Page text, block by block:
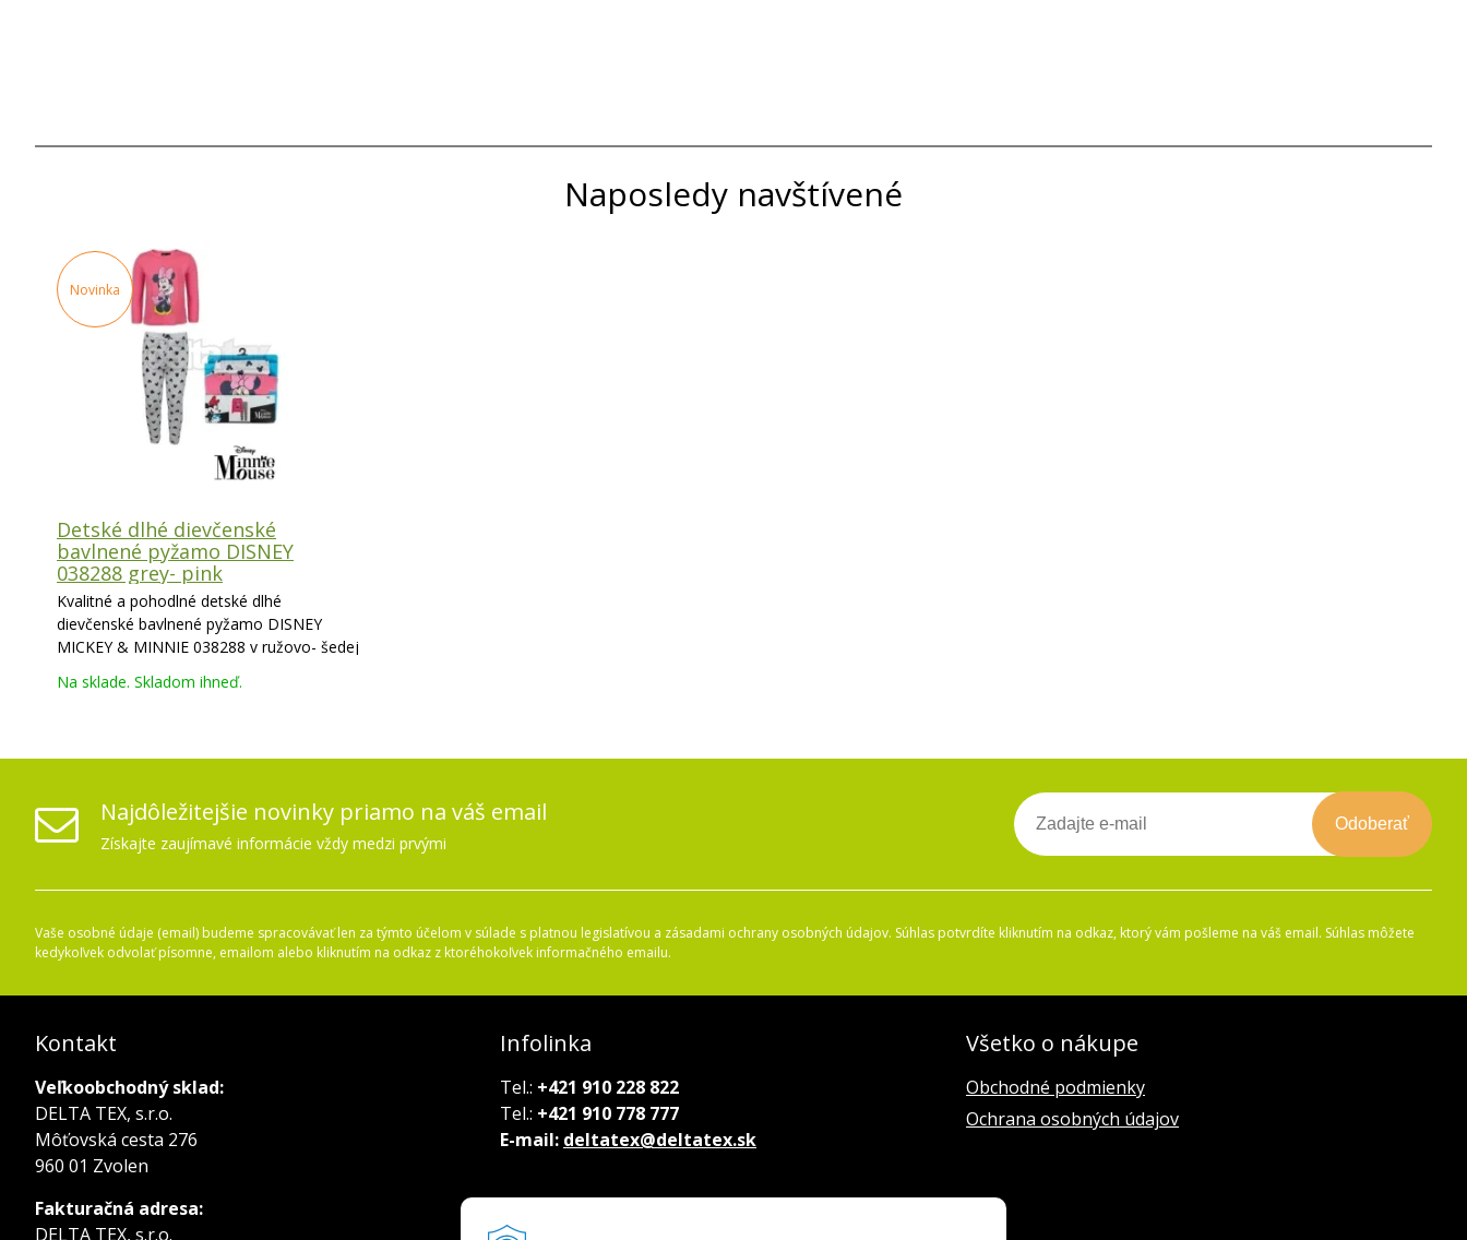
Naposledy navštívené
Novinka
Detské dlhé dievčenské
bavlnené pyžamo DISNEY
038288 grey- pink
Kvalitné a pohodlné detské dlhé
dievčenské bavlnené pyžamo DISNEY
MICKEY & MINNIE 038288 v ružovo- šedej
Na sklade. Skladom ihneď.
Najdôležitejšie novinky priamo na váš email
Získajte zaujímavé informácie vždy medzi prvými
Odoberať
Vaše osobné údaje (email) budeme spracovávať len za týmto účelom v súlade s platnou legislatívou a zásadami ochrany osobných údajov. Súhlas potvrdíte kliknutím na odkaz, ktorý vám pošleme na váš email. Súhlas môžete
kedykoľvek odvolať písomne, emailom alebo kliknutím na odkaz z ktoréhokoľvek informačného emailu.
Kontakt
Veľkoobchodný sklad:
DELTA TEX, s.r.o.
Môťovská cesta 276
960 01 Zvolen
Fakturačná adresa:
DELTA TEX, s.r.o.
Infolinka
Tel.: +421 910 228 822
Tel.: +421 910 778 777
E-mail: deltatex@deltatex.sk
Všetko o nákupe
Obchodné podmienky
Ochrana osobných údajov